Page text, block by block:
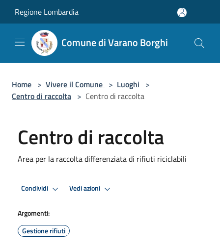
Regione Lombardia
Comune di Varano Borghi
Home > Vivere il Comune > Luoghi >
Centro di raccolta > Centro di raccolta
Centro di raccolta
Area per la raccolta differenziata di rifiuti riciclabili
Condividi Vedi azioni
Argomenti:
Gestione rifiuti